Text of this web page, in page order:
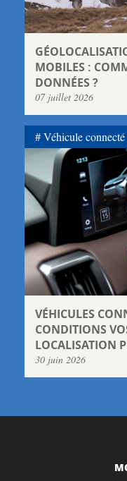
MOBILES :
DONNÉES ?
07 juillet 2026
VÉHICULES
CONDITIONS
LOCALISATION
30 juin 2026
Véhicule connecté